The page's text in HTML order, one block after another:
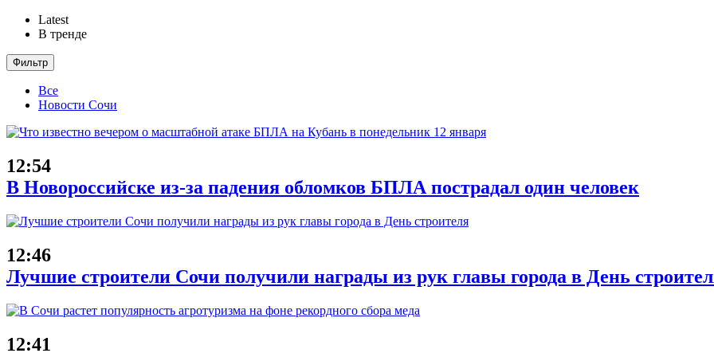
Latest
В тренде
Фильтр
Все
Новости Сочи
12:54
В Новороссийске из-за падения обломков БПЛА пострадал один человек
12:46
Лучшие строители Сочи получили награды из рук главы города в День
12:41